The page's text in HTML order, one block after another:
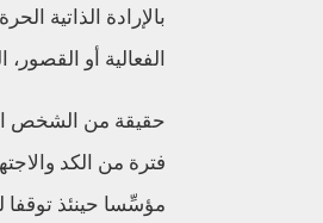
بالإرادة الذاتية الحرة
الفعالية أو القصور ،
حقيقة من الشخص
فترة من الكد و
مؤسِّسا حينئذ